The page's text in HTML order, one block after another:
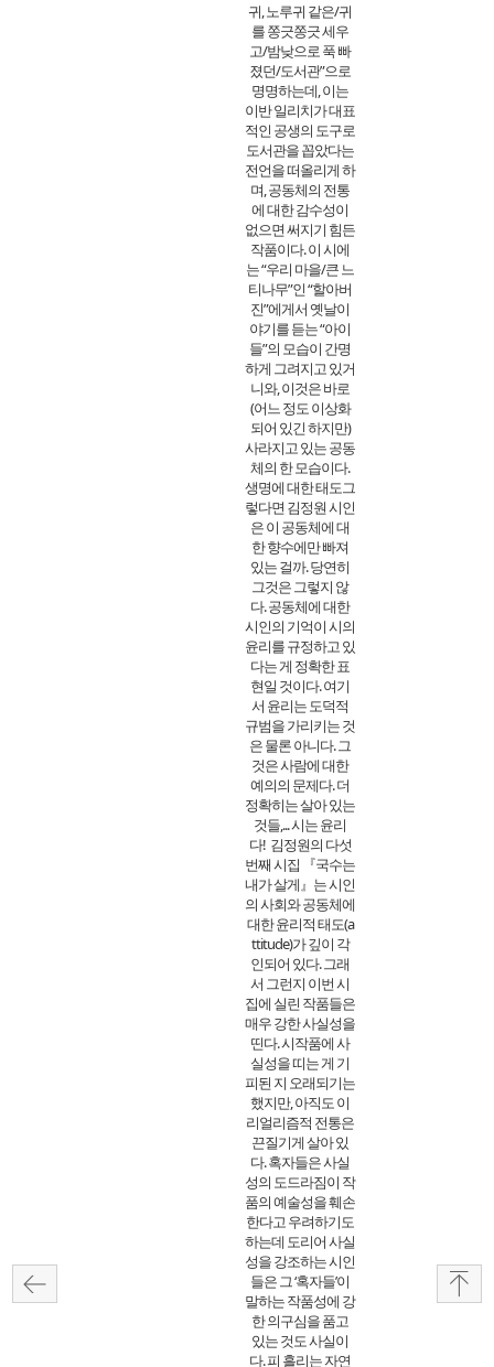
귀, 노루귀 같은/귀
를 쫑긋쫑긋 세우
고/밤낮으로 푹 빠
졌던/도서관”으로
명명하는데, 이는
이반 일리치가 대표
적인 공생의 도구로
도서관을 꼽았다는
전언을 떠올리게 하
며, 공동체의 전통
에 대한 감수성이
없으면 써지기 힘든
작품이다. 이 시에
는 “우리 마을/큰 느
티나무”인 “할아버
진”에게서 옛날이
야기를 듣는 “아이
들”의 모습이 간명
하게 그려지고 있거
니와, 이것은 바로
(어느 정도 이상화
되어 있긴 하지만)
사라지고 있는 공동
체의 한 모습이다.
생명에 대한 태도그
렇다면 김정원 시인
은 이 공동체에 대
한 향수에만 빠져
있는 걸까. 당연히
그것은 그렇지 않
다. 공동체에 대한
시인의 기억이 시의
윤리를 규정하고 있
다는 게 정확한 표
현일 것이다. 여기
서 윤리는 도덕적
규범을 가리키는 것
은 물론 아니다. 그
것은 사람에 대한
예의의 문제다. 더
정확히는 살아 있는
것들,... 시는 윤리
다! 김정원의 다섯
번째 시집 『국수는
내가 살게』는 시인
의 사회와 공동체에
대한 윤리적 태도(a
ttitude)가 깊이 각
인되어 있다. 그래
서 그런지 이번 시
집에 실린 작품들은
매우 강한 사실성을
띤다. 시작품에 사
실성을 띠는 게 기
피된 지 오래되기는
했지만, 아직도 이
리얼리즘적 전통은
끈질기게 살아 있
다. 혹자들은 사실
성의 도드라짐이 작
품의 예술성을 훼손
한다고 우려하기도
하는데 도리어 사실
성을 강조하는 시인
들은 그 ‘혹자들’이
말하는 작품성에 강
한 의구심을 품고
있는 것도 사실이
다. 피 흘리는 자연